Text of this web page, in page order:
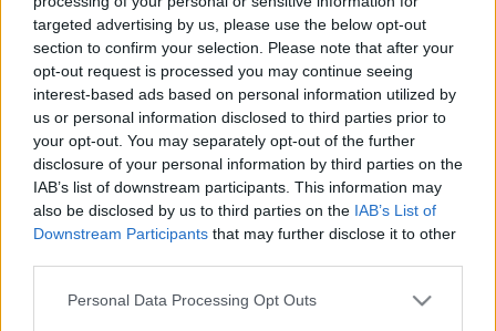
targeted advertising by us, please use the below opt-out
section to confirm your selection. Please note that after your
opt-out request is processed you may continue seeing
interest-based ads based on personal information utilized by
us or personal information disclosed to third parties prior to
your opt-out. You may separately opt-out of the further
disclosure of your personal information by third parties on the
IAB’s list of downstream participants. This information may
also be disclosed by us to third parties on the IAB’s List of
Downstream Participants that may further disclose it to other
Please note that this website/app uses one or more Google
Personal Data Processing Opt Outs
A december 22-i, a Magyar Demokrata Fórum által
szervezett gyűlésen több ezren vettek részt a Kossuth
téren, ahol – a szemtanúk elmondása szerint – a dobozban
összegyűjtött pénzből azonnal élelmiszert vásároltak az
akkori Pesti Csemege főtéri üzletében és azt azonnal el
kívánták juttatni Temesvárra.
bánáti várost testvérvárossá fogadó nyilatkozatot Ágoston